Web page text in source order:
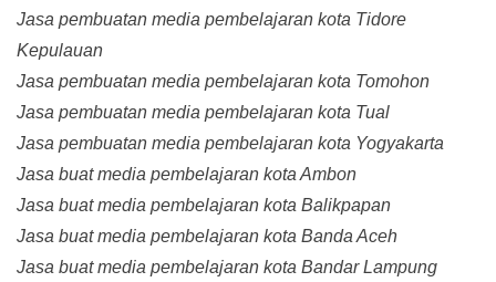
Jasa pembuatan media pembelajaran kota Tidore
Kepulauan
Jasa pembuatan media pembelajaran kota Tomohon
Jasa pembuatan media pembelajaran kota Tual
Jasa pembuatan media pembelajaran kota Yogyakarta
Jasa buat media pembelajaran kota Ambon
Jasa buat media pembelajaran kota Balikpapan
Jasa buat media pembelajaran kota Banda Aceh
Jasa buat media pembelajaran kota Bandar Lampung